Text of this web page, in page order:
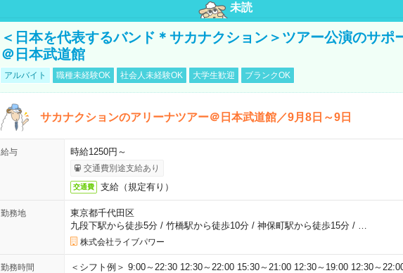
未読
＜日本を代表するバンド＊サカナクション＞ツアー公演のサポ
＠日本武道館
アルバイト 職種未経験OK 社会人未経験OK 大学生歓迎 ブランクOK
サカナクションのアリーナツアー＠日本武道館／9月8日～9日
給与 時給1250円～
交通費別途支給あり
交通費 支給（規定有り）
勤務地
東京都千代田区
九段下駅から徒歩5分/ 竹橋駅から徒歩10分/ 神保町駅から徒歩15分/
株式会社ライブパワー
勤務時間
＜シフト例＞ 9:00～22:30 12:30～22:00 15:30～21:00 12:30～19:00 12:30～